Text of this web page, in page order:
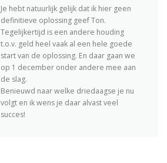
Je hebt natuurlijk gelijk dat ik hier geen
definitieve oplossing geef Ton.
Tegelijkertijd is een andere houding
t.o.v. geld heel vaak al een hele goede
start van de oplossing. En daar gaan we
op 1 december onder andere mee aan
de slag.
Benieuwd naar welke driedaagse je nu
volgt en ik wens je daar alvast veel
succes!